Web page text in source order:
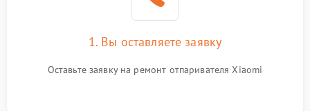
1. Вы оставляете заявку
Оставьте заявку на ремонт отпаривателя Xiaomi